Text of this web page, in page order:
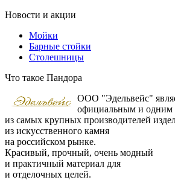
Новости и акции
Мойки
Барные стойки
Столешницы
Что такое Пандора
ООО "Эдельвейс"
официальным и одним
из самых крупных производителей
из искусственного камня
на российском рынке.
Красивый, прочный, очень модный
и практичный материал для
и отделочных целей.